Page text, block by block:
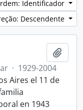
Identificador
Descendente
· 1929-2004
Aires el 11 de
en 1943